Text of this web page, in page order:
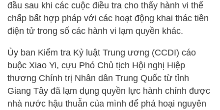
đầu sau khi các cuộc điều tra cho thấy hành vi thế
chấp bất hợp pháp với các hoạt động khai thác tiền
điện tử trong số các hành vi lạm quyền khác.
Ủy ban Kiểm tra Kỷ luật Trung ương (CCDI) cáo
buộc Xiao Yi, cựu Phó Chủ tịch Hội nghị Hiệp
thương Chính trị Nhân dân Trung Quốc từ tỉnh
Giang Tây đã lạm dụng quyền lực hành chính được
nhà nước hậu thuẫn của mình để phá hoại nguyên